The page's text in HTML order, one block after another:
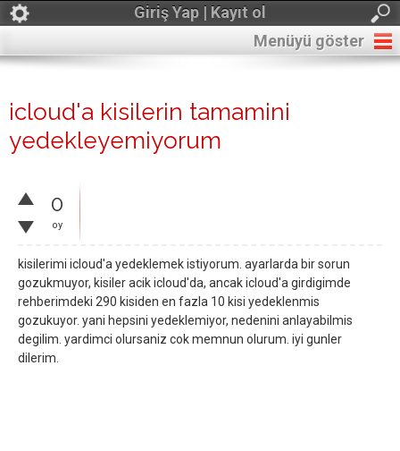
Giriş Yap | Kayıt ol
Menüyü göster
icloud'a kisilerin tamamini
yedekleyemiyorum
0
oy
kisilerimi icloud'a yedeklemek istiyorum. ayarlarda bir sorun
gozukmuyor, kisiler acik icloud'da, ancak icloud'a girdigimde
rehberimdeki 290 kisiden en fazla 10 kisi yedeklenmis
gozukuyor. yani hepsini yedeklemiyor, nedenini anlayabilmis
degilim. yardimci olursaniz cok memnun olurum. iyi gunler
dilerim.